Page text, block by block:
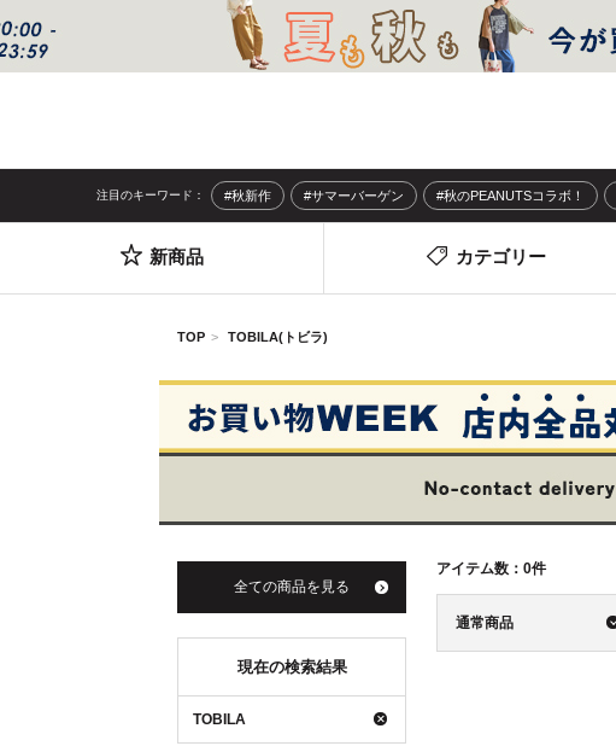
注目のキーワード： #秋新作 #サマーバーゲン #秋のPEANUTSコラボ！
新商品 カテゴリー
TOP TOBILA(トビラ)
アイテム数： 0件
通常商品
全ての商品を見る
現在の検索結果
TOBILA